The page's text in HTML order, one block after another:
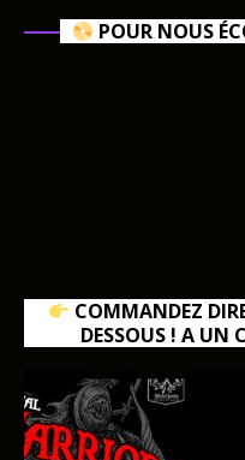
POUR NOUS
COMMANDEZ
DESSOUS ! A UN